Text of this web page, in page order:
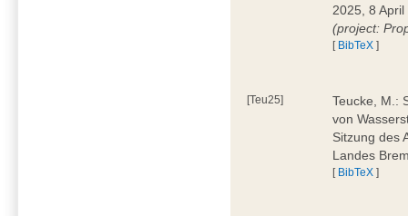
2025, 8
(project:
[ BibTeX ]
[Teu25]
Teucke, M.:
von
Sitzung des
Landes
[ BibTeX ]